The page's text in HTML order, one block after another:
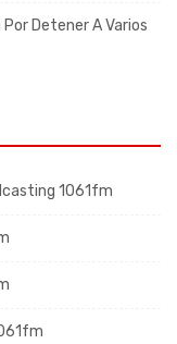
Por Detener A Varios
1061fm